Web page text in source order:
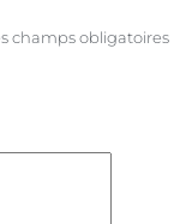
champs obligatoires